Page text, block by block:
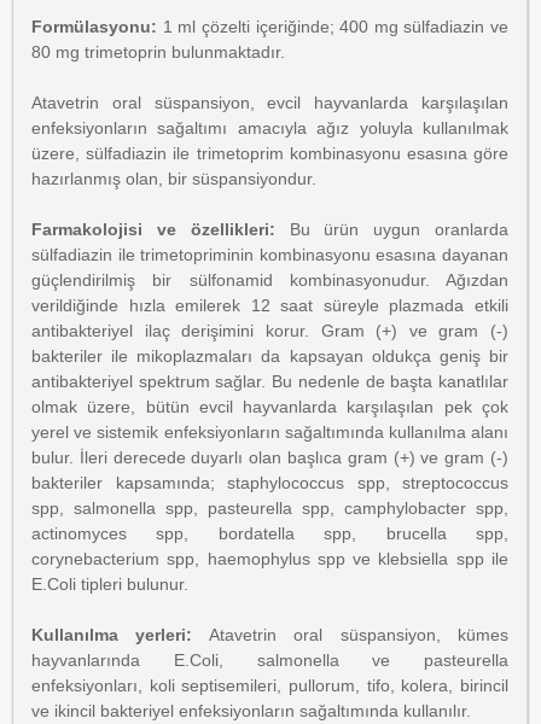
Formülasyonu: 1 ml çözelti içeriğinde; 400 mg sülfadiazin ve
80 mg trimetoprin bulunmaktadır.
Atavetrin oral süspansiyon, evcil hayvanlarda karşılaşılan
enfeksiyonların sağaltımı amacıyla ağız yoluyla kullanılmak
üzere, sülfadiazin ile trimetoprim kombinasyonu esasına göre
hazırlanmış olan, bir süspansiyondur.
Farmakolojisi ve özellikleri: Bu ürün uygun oranlarda
sülfadiazin ile trimetopriminin kombinasyonu esasına dayanan
güçlendirilmiş bir sülfonamid kombinasyonudur. Ağızdan
verildiğinde hızla emilerek 12 saat süreyle plazmada etkili
antibakteriyel ilaç derişimini korur. Gram (+) ve gram (-)
bakteriler ile mikoplazmaları da kapsayan oldukça geniş bir
antibakteriyel spektrum sağlar. Bu nedenle de başta kanatlılar
olmak üzere, bütün evcil hayvanlarda karşılaşılan pek çok
yerel ve sistemik enfeksiyonların sağaltımında kullanılma alanı
bulur. İleri derecede duyarlı olan başlıca gram (+) ve gram (-)
bakteriler kapsamında; staphylococcus spp, streptococcus
spp, salmonella spp, pasteurella spp, camphylobacter spp,
actinomyces spp, bordatella spp, brucella spp,
corynebacterium spp, haemophylus spp ve klebsiella spp ile
E.Coli tipleri bulunur.
Kullanılma yerleri: Atavetrin oral süspansiyon, kümes
hayvanlarında E.Coli, salmonella ve pasteurella
enfeksiyonları, koli septisemileri, pullorum, tifo, kolera, birincil
ve ikincil bakteriyel enfeksiyonların sağaltımında kullanılır.